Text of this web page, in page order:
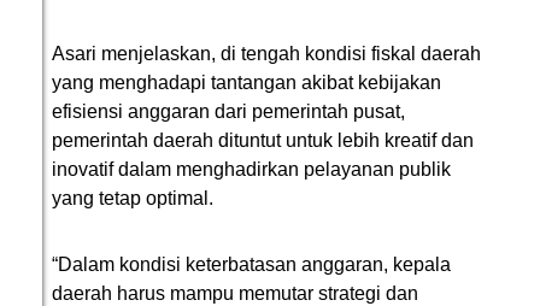
Asari menjelaskan, di tengah kondisi fiskal daerah
yang menghadapi tantangan akibat kebijakan
efisiensi anggaran dari pemerintah pusat,
pemerintah daerah dituntut untuk lebih kreatif dan
inovatif dalam menghadirkan pelayanan publik
yang tetap optimal.
“Dalam kondisi keterbatasan anggaran, kepala
daerah harus mampu memutar strategi dan